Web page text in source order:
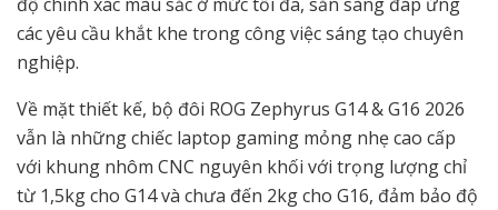
các yêu cầu khắt khe trong công việc sáng tạo chuyên
nghiệp.
Về mặt thiết kế, bộ đôi ROG Zephyrus G14 & G16 2026
vẫn là những chiếc laptop gaming mỏng nhẹ cao cấp
với khung nhôm CNC nguyên khối với trọng lượng chỉ
từ 1,5kg cho G14 và chưa đến 2kg cho G16, đảm bảo độ